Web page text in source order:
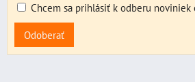
Chcem sa prihlásiť k odberu noviniek
Odoberať